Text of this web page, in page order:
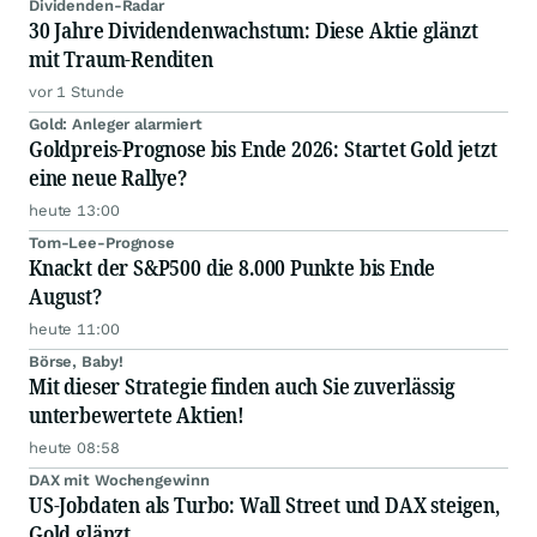
Dividenden-Radar
30 Jahre Dividendenwachstum: Diese Aktie glänzt
mit Traum-Renditen
vor 1 Stunde
Gold: Anleger alarmiert
Goldpreis-Prognose bis Ende 2026: Startet Gold jetzt
eine neue Rallye?
heute 13:00
Tom-Lee-Prognose
Knackt der S&P500 die 8.000 Punkte bis Ende
August?
heute 11:00
Börse, Baby!
Mit dieser Strategie finden auch Sie zuverlässig
unterbewertete Aktien!
heute 08:58
DAX mit Wochengewinn
US-Jobdaten als Turbo: Wall Street und DAX steigen,